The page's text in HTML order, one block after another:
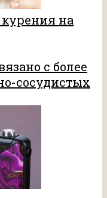
на
с более
сосудистых